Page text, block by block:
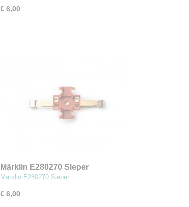
€ 6,00
Märklin E280270 Sleper
Märklin E280270 Sleper
€ 6,00